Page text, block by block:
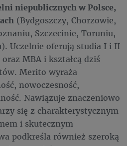
niepublicznych w Polsce,
(Bydgoszczy, Chorzowie,
Szczecinie, Toruniu,
Uczelnie oferują studia I i II
MBA i kształcą dziś
Merito wyraża
nowoczesność,
Nawiązuje znaczeniowo
się z charakterystycznym
i skutecznym
podkreśla również szeroką